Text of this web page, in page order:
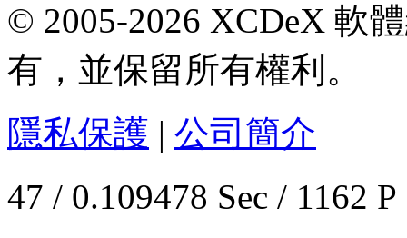
© 2005-2026 XCDeX 軟
有，並保留所有權利。
隱私保護 | 公司簡介
47 / 0.109478 Sec / 1162